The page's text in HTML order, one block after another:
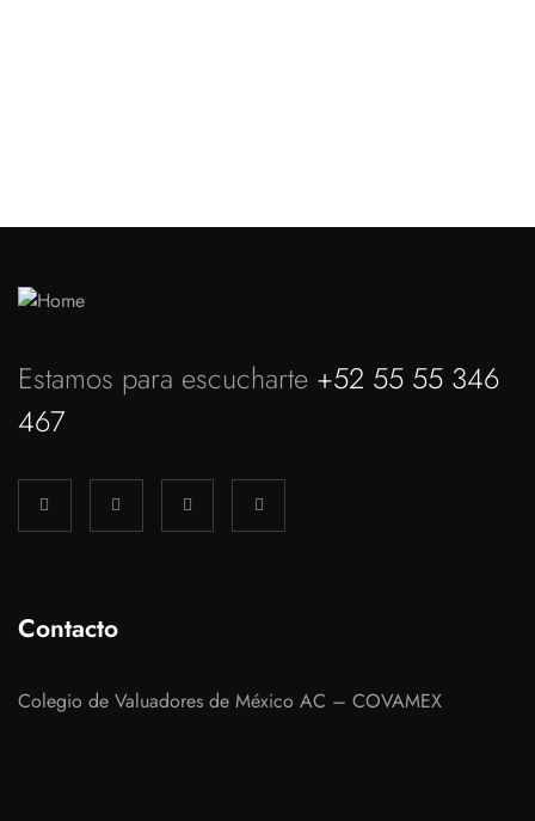
Estamos para escucharte +52 55 55 346
467
Contacto
Colegio de Valuadores de México AC – COVAMEX